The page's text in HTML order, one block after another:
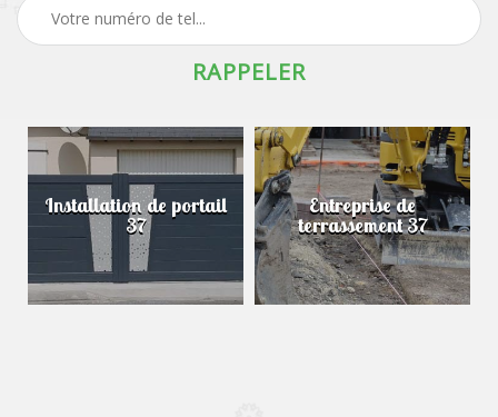
Installation de portail
37
Entreprise de
terrassement 37